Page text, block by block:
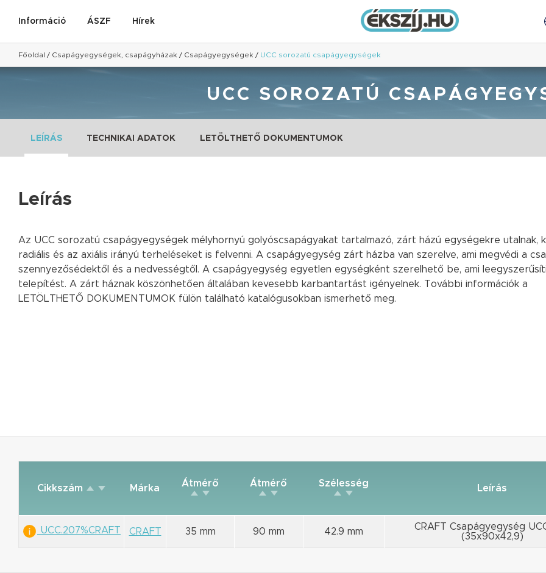
Információ ÁSZF Hírek
Főoldal / Csapágyegységek, csapágyházak / Csapágyegységek / UCC sorozatú csapágyegységek
UCC SOROZATÚ
LEÍRÁS TECHNIKAI ADATOK LETÖLTHETŐ DOKUMENTUMOK
Leírás
Az UCC sorozatú csapágyegységek mélyhornyú golyóscsapágyakat tartalmazó, zárt házú egységekre utalnak,
radiális és az axiális irányú terheléseket is felvenni. A csapágyegység zárt házba van szerelve, ami megvédi a
szennyezősédektől és a nedvességtől. A csapágyegység egyetlen egységként szerelhető be, ami
telepítést. A zárt háznak köszönhetően általában kevesebb karbantartást igényelnek. További információk a
LETÖLTHETŐ DOKUMENTUMOK fülön található katalógusokban ismerhető meg.
Cikkszám Márka Átmérő Átmérő Szélesség Leírás
UCC.207%CRAFT CRAFT 35 mm 90 mm 42.9 mm
CRAFT Csapágyegység
(35x90x42,9)